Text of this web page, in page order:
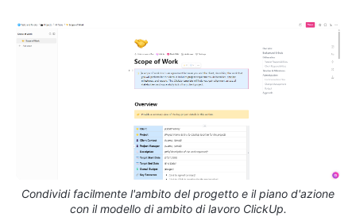
Condividi facilmente l'ambito del progetto e il piano d'azione
con il modello di ambito di lavoro ClickUp.